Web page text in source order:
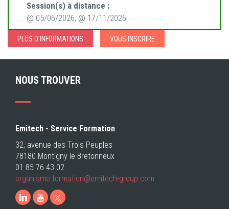
Session(s) à distance :
@ 05/06/2026, @ 17/11/2026
PLUS D'INFORMATIONS VOUS INSCRIRE
NOUS TROUVER
Emitech - Service Formation
32, avenue des Trois Peuples
78180 Montigny le Bretonneux
01 85 76 43 02
organisme.formation@emitech-group.com
LinkedIn
Youtube